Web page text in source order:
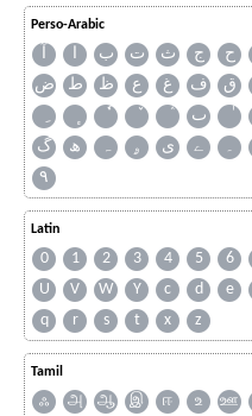
Perso-Arabic
آ ا ب ت ث ج ح
ض
ط ظ ع غ ف ق
ٮ
گ
ھ ہ ۄ ی ے ۔
۹
Latin
0 1 2 3 4 5 6
U
V W Y c d e
q
r s t x z
Tamil
ஃ அ ஆ இ ஈ உ ஊ